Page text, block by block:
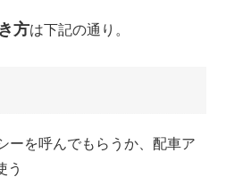
方は下記の通り。
ーを呼んでもらうか、配車ア
う